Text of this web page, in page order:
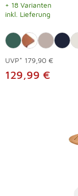
+ 18 Varianten
inkl. Lieferung
UVP* 179,90 €
129,99 €